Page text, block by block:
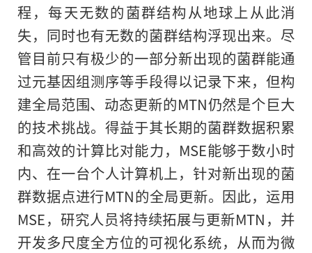
程，每天无数的菌群结构从地球上从此消
失，同时也有无数的菌群结构浮现出来。尽
管目前只有极少的一部分新出现的菌群能通
过元基因组测序等手段得以记录下来，但构
建全局范围、动态更新的MTN仍然是个巨大
的技术挑战。得益于其长期的菌群数据积累
和高效的计算比对能力，MSE能够于数小时
内、在一台个人计算机上，针对新出现的菌
群数据点进行MTN的全局更新。因此，运用
MSE，研究人员将持续拓展与更新MTN，并
开发多尺度全方位的可视化系统，从而为微